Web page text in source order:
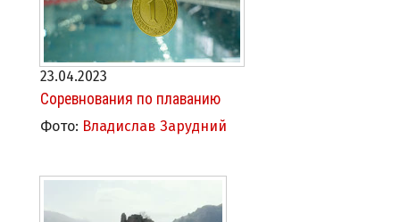
23.04.2023
Соревнования по плаванию
Фото: Владислав Зарудний